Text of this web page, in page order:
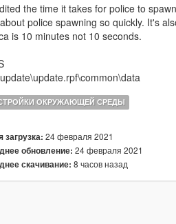
the time it takes for police to
police spawning so quickly. It's
is 10 minutes not 10 seconds.
ОКРУЖАЮЩЕЙ СРЕДЫ
загрузка: 24 февраля 2021
обновление: 24 февраля 2021
скачивание: 8 часов назад